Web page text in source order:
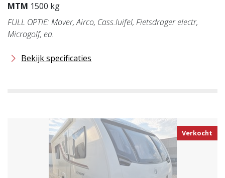
MTM 1500 kg
FULL OPTIE: Mover, Airco, Cass.luifel, Fietsdrager electr,
Microgolf, ea.
Bekijk specificaties
Verkocht